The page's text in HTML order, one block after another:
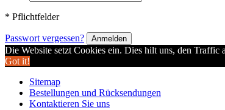
* Pflichtfelder
Passwort vergessen? Anmelden
Die Website setzt Cookies ein. Dies hilt uns, den Traffic
Got it!
Sitemap
Bestellungen und Rücksendungen
Kontaktieren Sie uns